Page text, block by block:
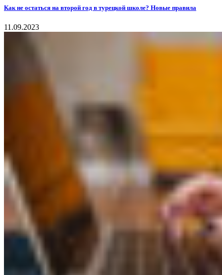
Как не остаться на второй год в турецкой школе? Новые правила
11.09.2023